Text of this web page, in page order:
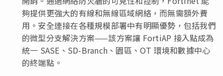
夠提供更強大的有線和無線區域網絡，而無需額外費
用。安全連接在各種規模部署中有明顯優勢，包括我們
的微型分支解決方案——該方案讓 FortiAP 接入點成為
統一 SASE、SD-Branch、園區、OT 環境和數據中心
的終端點。